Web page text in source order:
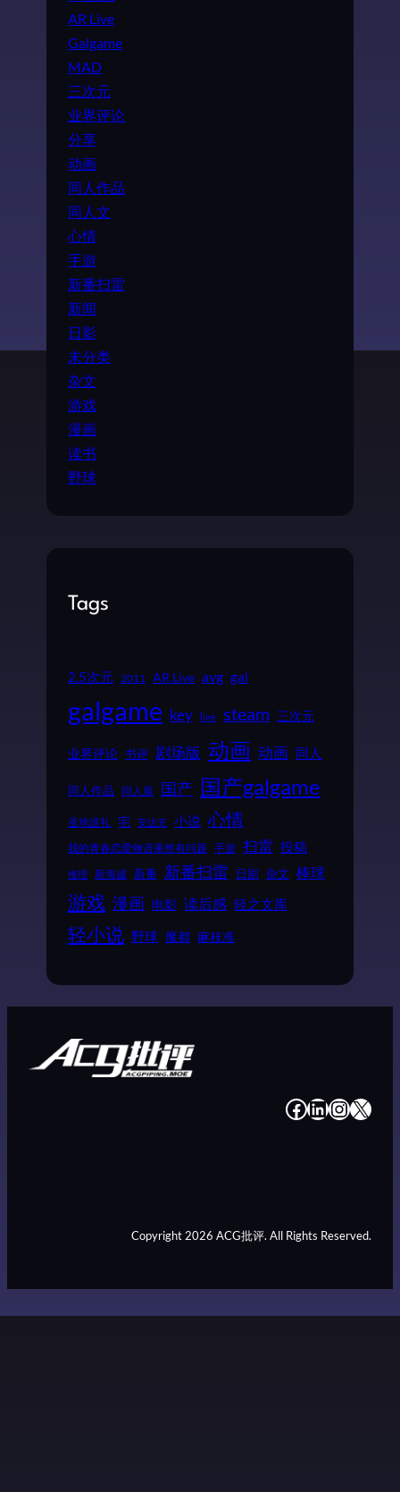
AR Live
Galgame
MAD
三次元
业界评论
分享
动画
同人作品
同人文
心情
手游
新番扫雷
新闻
日影
未分类
杂文
游戏
漫画
读书
野球
Tags
2.5次元 2011 AR Live avg gal
galgame key live steam 三次元
业界评论 书评 剧场版 动画 动画 同人
同人作品 同人展 国产 国产galgame
圣地巡礼 宅 安达充 小说 心情
我的青春恋爱物语果然有问题 手游 扫雷 投稿
推理 新海诚 新番 新番扫雷 日剧 杂文 棒球
游戏 漫画 电影 读后感 轻之文库
轻小说 野球 魔都 麻枝准
# # # #
Copyright 2026 ACG批评. All Rights Reserved.